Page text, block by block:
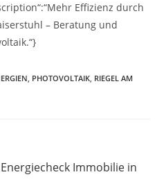
Effizienz durch
– Beratung und
, PHOTOVOLTAIK, RIEGEL AM
Immobilie in